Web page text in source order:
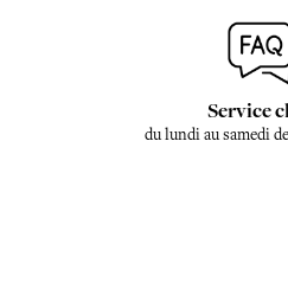
Service
du lundi au samedi